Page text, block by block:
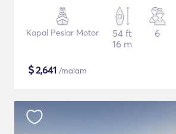
Kapal Pesiar Motor
54 ft
16 m
6
$2,641 /malam